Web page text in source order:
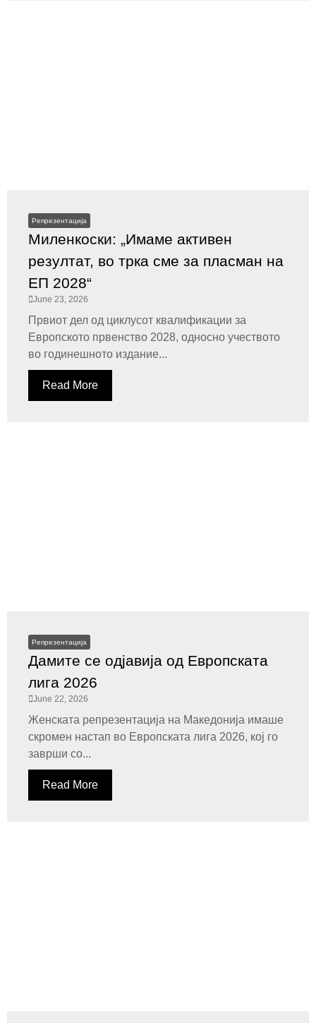
Репрезентација
Миленкоски: „Имаме активен
резултат, во трка сме за пласман на
ЕП 2028“
June 23, 2026
Првиот дел од циклусот квалификации за
Европското првенство 2028, односно учеството
во годинешното издание...
Read More
Репрезентација
Дамите се одјавија од Европската
лига 2026
June 22, 2026
Женската репрезентација на Македонија имаше
скромен настап во Европската лига 2026, кој го
заврши со...
Read More